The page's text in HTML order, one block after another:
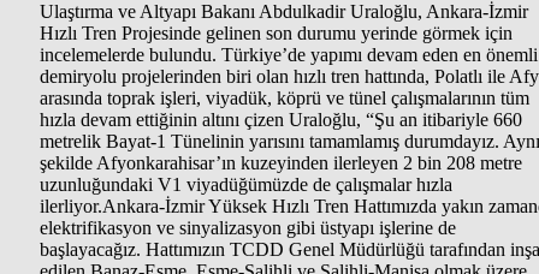
Ulaştırma ve Altyapı Bakanı Abdulkadir Uraloğlu, Ankara-İzmir
Hızlı Tren Projesinde gelinen son durumu yerinde görmek için
incelemelerde bulundu. Türkiye’de yapımı devam eden en önemli
demiryolu projelerinden biri olan hızlı tren hattında, Polatlı ile
arasında toprak işleri, viyadük, köprü ve tünel çalışmalarının tüm
hızla devam ettiğinin altını çizen Uraloğlu, “Şu an itibariyle 660
metrelik Bayat-1 Tünelinin yarısını tamamlamış durumdayız. Aynı
şekilde Afyonkarahisar’ın kuzeyinden ilerleyen 2 bin 208 metre
uzunluğundaki V1 viyadüğümüzde de çalışmalar hızla
ilerliyor.Ankara-İzmir Yüksek Hızlı Tren Hattımızda yakın
elektrifikasyon ve sinyalizasyon gibi üstyapı işlerine de
başlayacağız. Hattımızın TCDD Genel Müdürlüğü tarafından inşa